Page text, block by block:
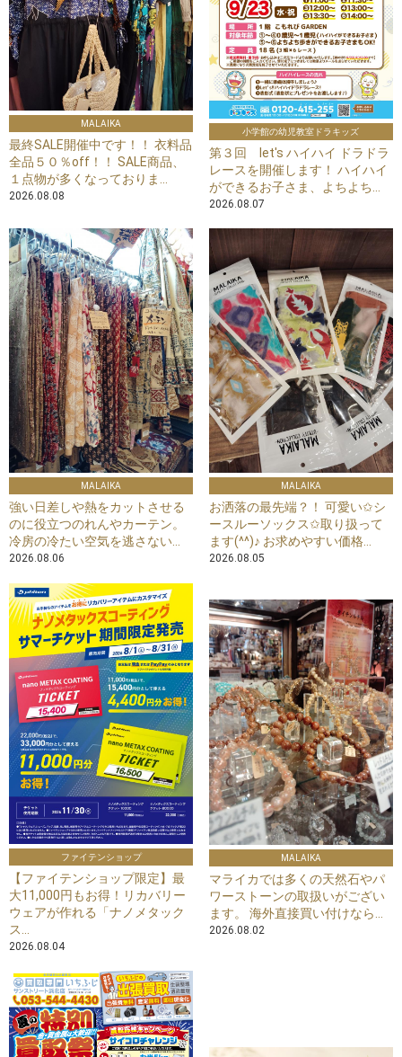
MALAIKA
最終SALE開催中です！！ 衣料品
全品５０％off！！ SALE商品、
１点物が多くなっておりま...
2026.08.08
小学館の幼児教室ドラキッズ
第３回 let's ハイハイ ドラドラ
レースを開催します！ ハイハイ
ができるお子さま、よちよち...
2026.08.07
MALAIKA
強い日差しや熱をカットさせる
のに役立つのれんやカーテン。
冷房の冷たい空気を逃さない...
2026.08.06
MALAIKA
お洒落の最先端？！ 可愛い✩シ
ースルーソックス✩取り扱って
ます(^^)♪ お求めやすい価格...
2026.08.05
ファイテンショップ
【ファイテンショップ限定】最
大11,000円もお得！リカバリー
ウェアが作れる「ナノメタック
ス...
2026.08.04
MALAIKA
マライカでは多くの天然石やパ
ワーストーンの取扱いがござい
ます。 海外直接買い付けなら...
2026.08.02